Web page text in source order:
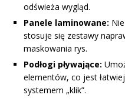
odświeża wygląd.
Panele laminowane:
stosuje się zestawy
maskowania rys.
Podłogi pływające:
elementów, co jest
systemem „klik”.